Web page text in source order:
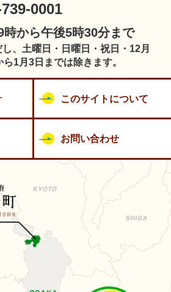
0001
時から午後5時30分まで
、土曜日・日曜日・祝日・12月
ら1月3日までは除きます。
このサイトについて
お問い合わせ